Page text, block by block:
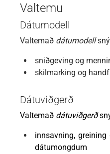
Valtemu
Dátumodell
Valtemað dátumodell
sniðgeving og
skilmarking og
Dátuviðgerð
Valtemað dátuviðgerð
innsavning,
dátumongdum